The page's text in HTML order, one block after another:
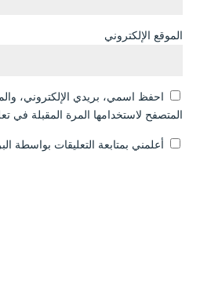
الموقع الإلكتروني
احفظ اسمي، بريدي الإلكتروني،
المتصفح لاستخدامها المرة المقبلة في
أعلمني بمتابعة التعليقات بواسطة